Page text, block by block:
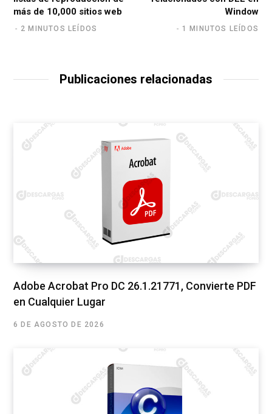
más de 10,000 sitios web
2 MINUTOS LEÍDOS
Window
1 MINUTOS LEÍDOS
Publicaciones relacionadas
Adobe Acrobat Pro DC 26.1.21771, Convierte PDF
en Cualquier Lugar
6 DE AGOSTO DE 2026